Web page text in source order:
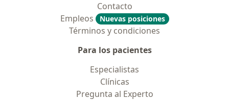
Contacto
Empleos
Nuevas posiciones
Términos y condiciones
Para los pacientes
Especialistas
Clínicas
Pregunta al Experto